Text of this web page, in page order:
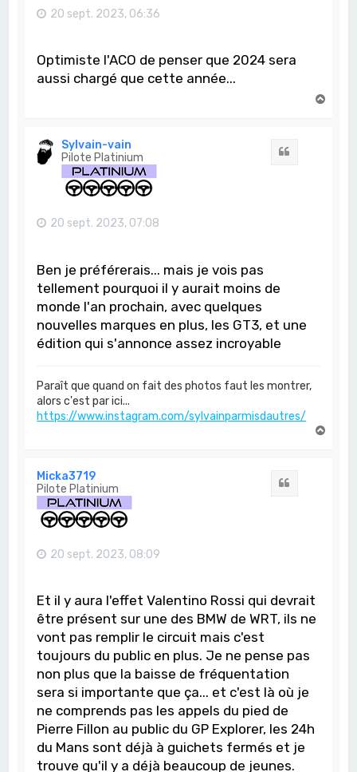
20 sept. 2023, 06:36
Optimiste l'ACO de penser que 2024 sera
aussi chargé que cette année...
Sylvain-vain
Pilote Platinium
20 sept. 2023, 07:08
Ben je préférerais... mais je vois pas
tellement pourquoi il y aurait moins de
monde l'an prochain, avec quelques
nouvelles marques en plus, les GT3, et une
édition qui s'annonce assez incroyable
Paraît que quand on fait des photos faut les montrer,
alors c'est par ici...
https://www.instagram.com/sylvainparmisdautres/
Micka3719
Pilote Platinium
20 sept. 2023, 08:09
Et il y aura l'effet Valentino Rossi qui devrait
être présent sur une des BMW de WRT, ils ne
vont pas remplir le circuit mais c'est
toujours du public en plus. Je ne pense pas
non plus que la baisse de fréquentation
sera si importante que ça... et c'est là où je
ne comprends pas les appels du pied de
Pierre Fillon au public du GP Explorer, les 24h
du Mans sont déjà à guichets fermés et je
trouve qu'il y a déjà beaucoup de jeunes.